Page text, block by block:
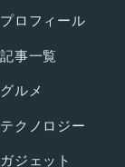
プロフィール
記事一覧
グルメ
テクノロジー
ガジェット